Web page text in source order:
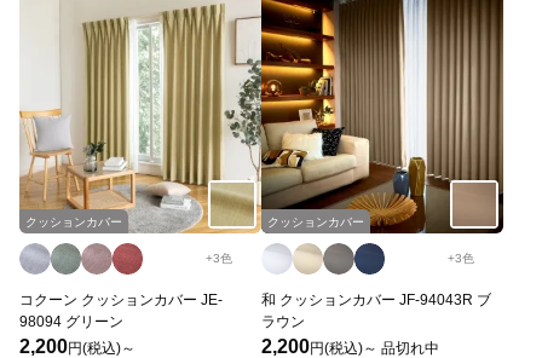
クッションカバー
+3色
コクーン クッションカバー JE-
98094 グリーン
2,200円(税込)～
クッションカバー
+3色
和 クッションカバー JF-94043R ブ
ラウン
2,200円(税込)～ 品切れ中